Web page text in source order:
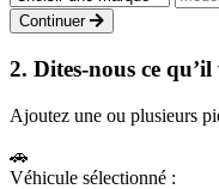
Continuer
2. Dites-nous ce
Ajoutez une ou plusieurs
🚗
Véhicule sélectionné :